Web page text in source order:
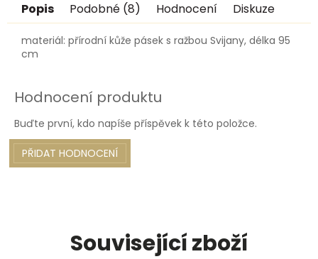
Popis Podobné (8) Hodnocení Diskuze
materiál: přírodní kůže pásek s ražbou Svijany, délka 95
cm
Hodnocení produktu
Buďte první, kdo napíše příspěvek k této položce.
PŘIDAT HODNOCENÍ
Související zboží